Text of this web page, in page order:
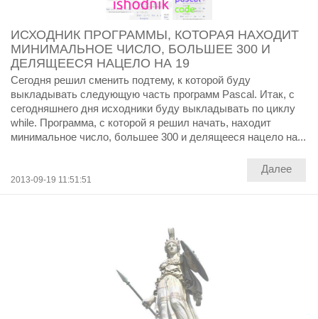
ИСХОДНИК ПРОГРАММЫ, КОТОРАЯ НАХОДИТ
МИНИМАЛЬНОЕ ЧИСЛО, БОЛЬШЕЕ 300 И
ДЕЛЯЩЕЕСЯ НАЦЕЛО НА 19
Сегодня решил сменить подтему, к которой буду
выкладывать следующую часть программ Pascal. Итак, с
сегодняшнего дня исходники буду выкладывать по циклу
while. Программа, с которой я решил начать, находит
минимальное число, большее 300 и делящееся нацело на...
2013-09-19 11:51:51
Далее